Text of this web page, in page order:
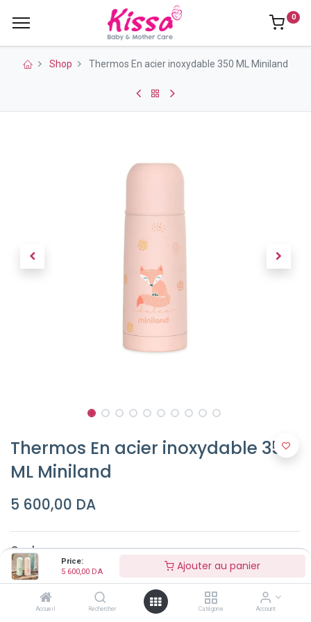
Price:
5 600,00 DA Ajouter au panier
Accueil Rechercher Catégorie Account
0
Shop Thermos En acier inoxydable 350 ML Miniland
Thermos En acier inoxydable 350
ML Miniland
5 600,00 DA
Couleur